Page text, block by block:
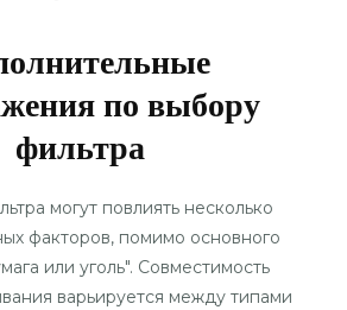
по выбору
фильтра
могут повлиять несколько
факторов, помимо основного
или уголь". Совместимость
варьируется между типами